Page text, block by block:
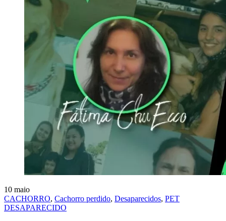
10 maio
CACHORRO, Cachorro perdido, Desaparecidos, PET
DESAPARECIDO